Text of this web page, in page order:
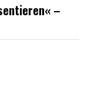
–